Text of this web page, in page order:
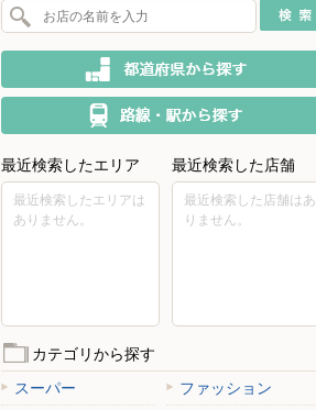
最近検索したエリア
最近検索したエリアは
ありません。
最近検索した店舗
最近検索した店舗はあ
りません。
カテゴリから探す
スーパー
ファッション